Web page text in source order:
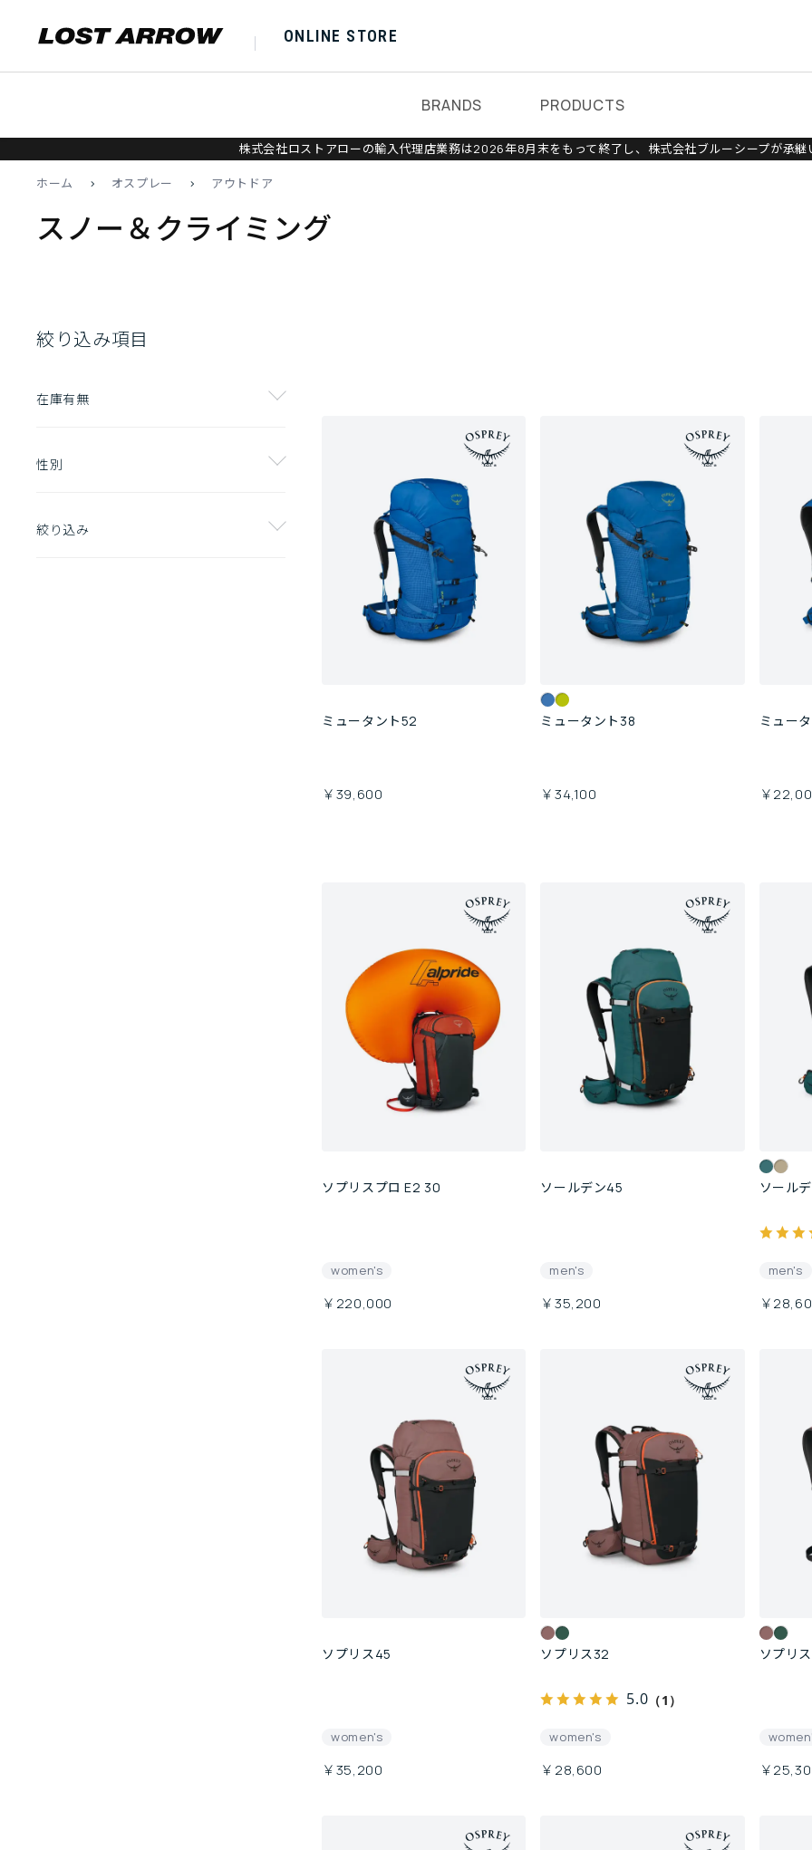
ONLINE STORE
BRANDS PRODUCTS
株式会社ロストアローの輸入代理店業務は2026年8月末をもって終了し、株式会社ブルーシープが承継
ホーム > オスプレー > アウトドア
スノー＆クライミング
絞り込み項目
在庫有無
性別
絞り込み
ミュータント52
￥39,600
ミュータント38
￥34,100
ミュー
￥
ソプリスプロ E2 30
women's
￥220,000
ソールデン45
men's
￥35,200
ソール
men's
￥
ソプリス45
women's
￥35,200
ソプリス32
5.0 （1）
women's
￥28,600
ソプリ
￥